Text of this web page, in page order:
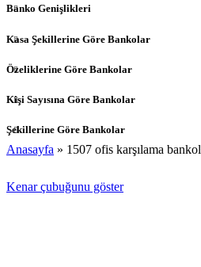
Banko Genişlikleri
Kasa Şekillerine Göre Bankolar
Özeliklerine Göre Bankolar
Kişi Sayısına Göre Bankolar
Şekillerine Göre Bankolar
Anasayfa » 1507 ofis karşılama
Kenar çubuğunu göster